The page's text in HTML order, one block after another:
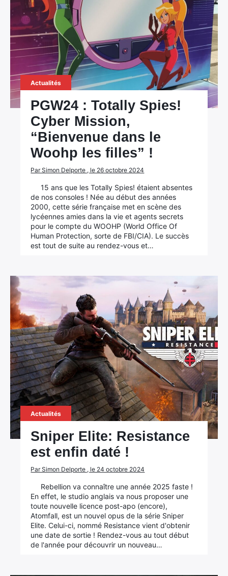
Actualités
PGW24 : Totally Spies!
Cyber Mission,
“Bienvenue dans le
Woohp les filles” !
Par Simon Delporte , le 26 octobre 2024
15 ans que les Totally Spies! étaient absentes
de nos consoles ! Née au début des années
2000, cette série française met en scène des
lycéennes amies dans la vie et agents secrets
pour le compte du WOOHP (World Office Of
Human Protection, sorte de FBI/CIA). Le succès
est tout de suite au rendez-vous et…
Actualités
Sniper Elite: Resistance
est enfin daté !
Par Simon Delporte , le 24 octobre 2024
Rebellion va connaître une année 2025 faste !
En effet, le studio anglais va nous proposer une
toute nouvelle licence post-apo (encore),
Atomfall, est un nouvel opus de la série Sniper
Elite. Celui-ci, nommé Resistance vient d'obtenir
une date de sortie ! Rendez-vous au tout début
de l'année pour découvrir un nouveau…